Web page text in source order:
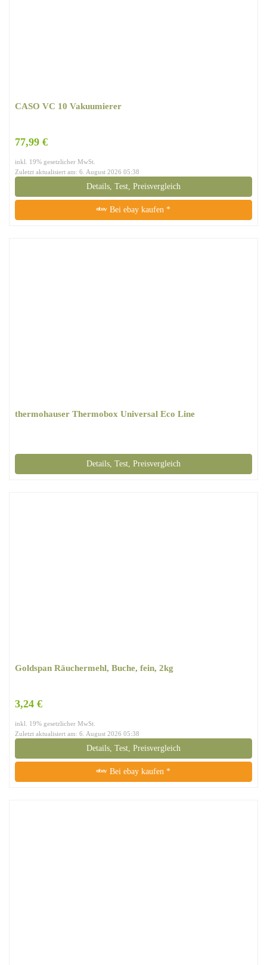
CASO VC 10 Vakuumierer
77,99 €
inkl. 19% gesetzlicher MwSt.
Zuletzt aktualisiert am: 6. August 2026 05:38
Details, Test, Preisvergleich
Bei ebay kaufen *
thermohauser Thermobox Universal Eco Line
Details, Test, Preisvergleich
Goldspan Räuchermehl, Buche, fein, 2kg
3,24 €
inkl. 19% gesetzlicher MwSt.
Zuletzt aktualisiert am: 6. August 2026 05:38
Details, Test, Preisvergleich
Bei ebay kaufen *